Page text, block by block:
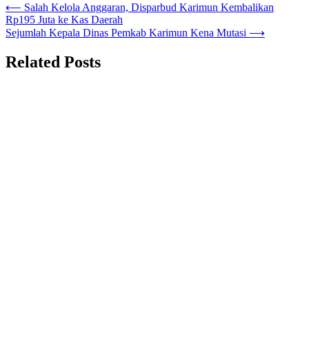
⟵ Salah Kelola Anggaran, Disparbud Karimun Kembalikan
Rp195 Juta ke Kas Daerah
Sejumlah Kepala Dinas Pemkab Karimun Kena Mutasi ⟶
Related Posts